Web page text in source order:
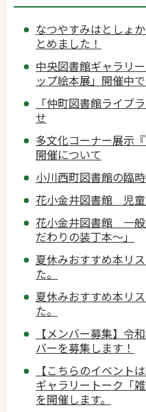
なつやすみはとしょ
とめました！
中央図書館ギャラリ
ップ絵本展」開催中で
「仲町図書館ライブ
せ
多文化コーナー展示
開催について
小川西町図書館の臨
花小金井図書館 児童
花小金井図書館 一般
だわりの装丁本～」
夏休みおすすめ本リ
た。
夏休みおすすめ本リ
た。
【メンバー募集】令
バーを募集します！
【こちらのイベント
ギャラリートーク「
を開催します。